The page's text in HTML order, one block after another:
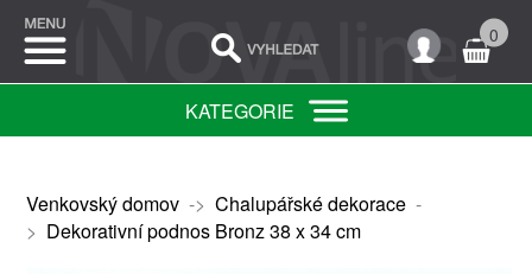
0
KATEGORIE
Venkovský domov-> Chalupářské dekorace-
> Dekorativní podnos Bronz 38 x 34 cm